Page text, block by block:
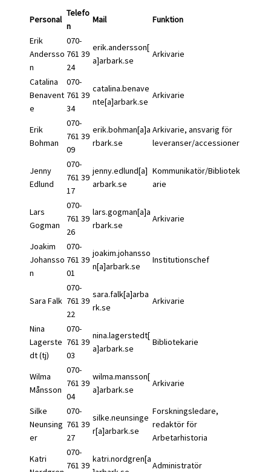
Personal
Telefo
n
Mail
Funktion
Erik
Andersso
n
070-
761 39
24
erik.andersson[
a]arbark.se
Arkivarie
Catalina
Benavent
e
070-
761 39
34
catalina.benave
nte[a]arbark.se
Arkivarie
Erik
Bohman
070-
761 39
09
erik.bohman[a]a
rbark.se
Arkivarie, ansvarig för
leveranser/accessioner
Jenny
Edlund
070-
761 39
17
jenny.edlund[a]
arbark.se
Kommunikatör/Bibliotek
arie
Lars
Gogman
070-
761 39
26
lars.gogman[a]a
rbark.se
Arkivarie
Joakim
Johansso
n
070-
761 39
01
joakim.johansso
n[a]arbark.se
Institutionschef
Sara Falk
070-
761 39
22
sara.falk[a]arba
rk.se
Arkivarie
Nina
Lagerste
dt (tj)
070-
761 39
03
nina.lagerstedt[
a]arbark.se
Bibliotekarie
Wilma
Månsson
070-
761 39
04
wilma.mansson[
a]arbark.se
Arkivarie
Silke
Neunsing
er
070-
761 39
27
silke.neunsinge
r[a]arbark.se
Forskningsledare,
redaktör för
Arbetarhistoria
Katri
070-
761 39
katri.nordgren[a
Administratör